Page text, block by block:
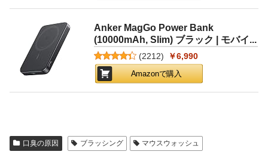
Anker MagGo Power Bank
(10000mAh, Slim) ブラック | モバイ...
(2212) ￥6,990
Amazonで購入
口臭の原因 ブラッシング マウスウォッシュ